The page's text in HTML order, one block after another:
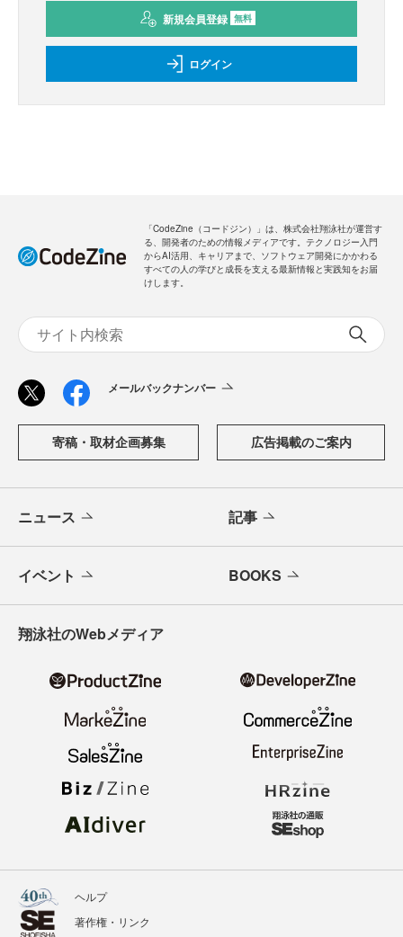
新規会員登録 無料
ログイン
「CodeZine（コードジン）」は、株式会社翔泳社が運営す
る、開発者のための情報メディアです。テクノロジー入門
からAI活用、キャリアまで、ソフトウェア開発にかかわる
すべての人の学びと成長を支える最新情報と実践知をお届
けします。
メールバックナンバー
寄稿・取材企画募集 広告掲載のご案内
ニュース 記事
イベント BOOKS
翔泳社のWebメディア
ヘルプ
著作権・リンク